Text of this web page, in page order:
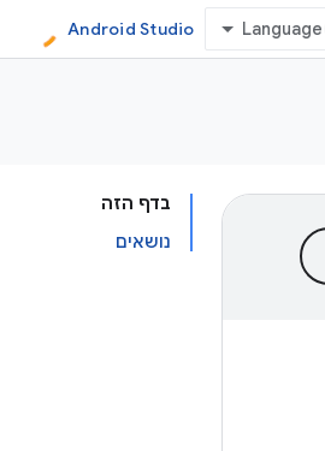
Android Studio
בדף הזה
נושאים